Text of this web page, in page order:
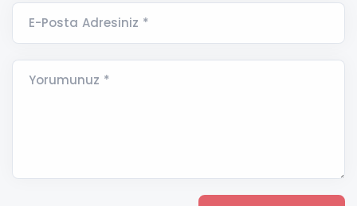
E-Posta Adresiniz *
Yorumunuz *